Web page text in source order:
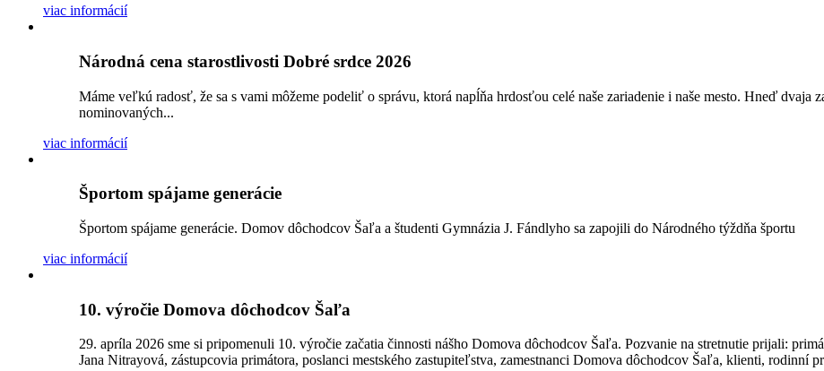
viac informácií
Národná cena starostlivosti Dobré srdce 2026
Máme veľkú radosť, že sa s vami môžeme podeliť o správu, ktorá napĺňa hrdosťou celé naše zariadenie i naše mesto. Hneď dvaja
nominovaných...
viac informácií
Športom spájame generácie
Športom spájame generácie. Domov dôchodcov Šaľa a študenti Gymnázia J. Fándlyho sa zapojili do Národného týždňa športu
viac informácií
10. výročie Domova dôchodcov Šaľa
29. apríla 2026 sme si pripomenuli 10. výročie začatia činnosti nášho Domova dôchodcov Šaľa. Pozvanie na stretnutie prijali:
Jana Nitrayová, zástupcovia primátora, poslanci mestského zastupiteľstva, zamestnanci Domova dôchodcov Šaľa, klienti, rodinní